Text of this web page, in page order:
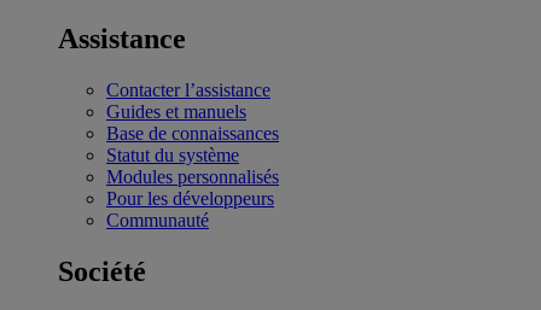
Assistance
Contacter l’assistance
Guides et manuels
Base de connaissances
Statut du système
Modules personnalisés
Pour les développeurs
Communauté
Société